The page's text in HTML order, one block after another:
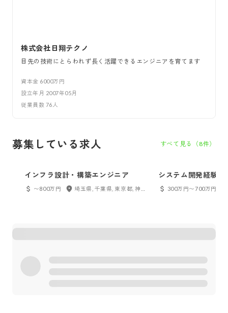
株式会社日翔テクノ
目先の技術にとらわれず長く活躍できるエンジニアを育てます
資本金 6000万円
設立年月 2007年05月
従業員数 76 人
募集している求人 すべて見る（8件）
インフラ設計・構築エンジニア
〜800万円
システム開発経験者
300万円〜700万円